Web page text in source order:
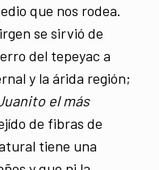
que nos rodea.
se sirvió de
del tepeyac a
y la árida región;
el más
de fibras de
tiene una